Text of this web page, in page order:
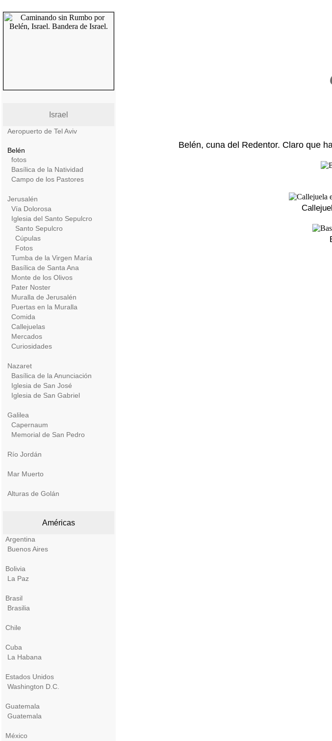
Israel
Aeropuerto de Tel Aviv
Belén
fotos
Basílica de la Natividad
Campo de los Pastores
Jerusalén
Vía Dolorosa
Iglesia del Santo Sepulcro
Santo Sepulcro
Cúpulas
Fotos
Tumba de la Virgen María
Basílica de Santa Ana
Monte de los Olivos
Pater Noster
Muralla de Jerusalén
Puertas en la Muralla
Comida
Callejuelas
Mercados
Curiosidades
Nazaret
Basílica de la Anunciación
Iglesia de San José
Iglesia de San Gabriel
Galilea
Capernaum
Memorial de San Pedro
Río Jordán
Mar Muerto
Alturas de Golán
Américas
Argentina
Buenos Aires
Bolivia
La Paz
Brasil
Brasilia
Chile
Cuba
La Habana
Estados Unidos
Washington D.C.
Guatemala
Guatemala
México
Belén, cuna del Redentor. Claro que